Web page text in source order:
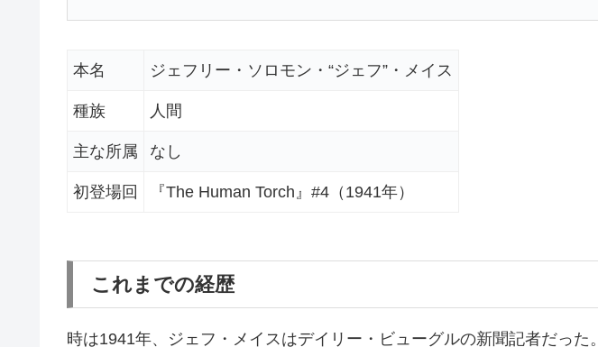
本名 ジェフリー・ソロモン・“ジェフ”・メイス
種族 人間
主な所属 なし
初登場回 『The Human Torch』#4（1941年）
これまでの経歴
時は1941年、ジェフ・メイスはデイリー・ビューグルの新聞記者だった。